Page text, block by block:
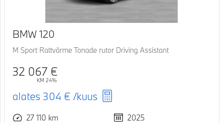
BMW 120
M Sport Rattvärme Tonade rutor Driving Assistant
32 067 €
KM 24%
alates 304 € /kuus
27 110 km
2025